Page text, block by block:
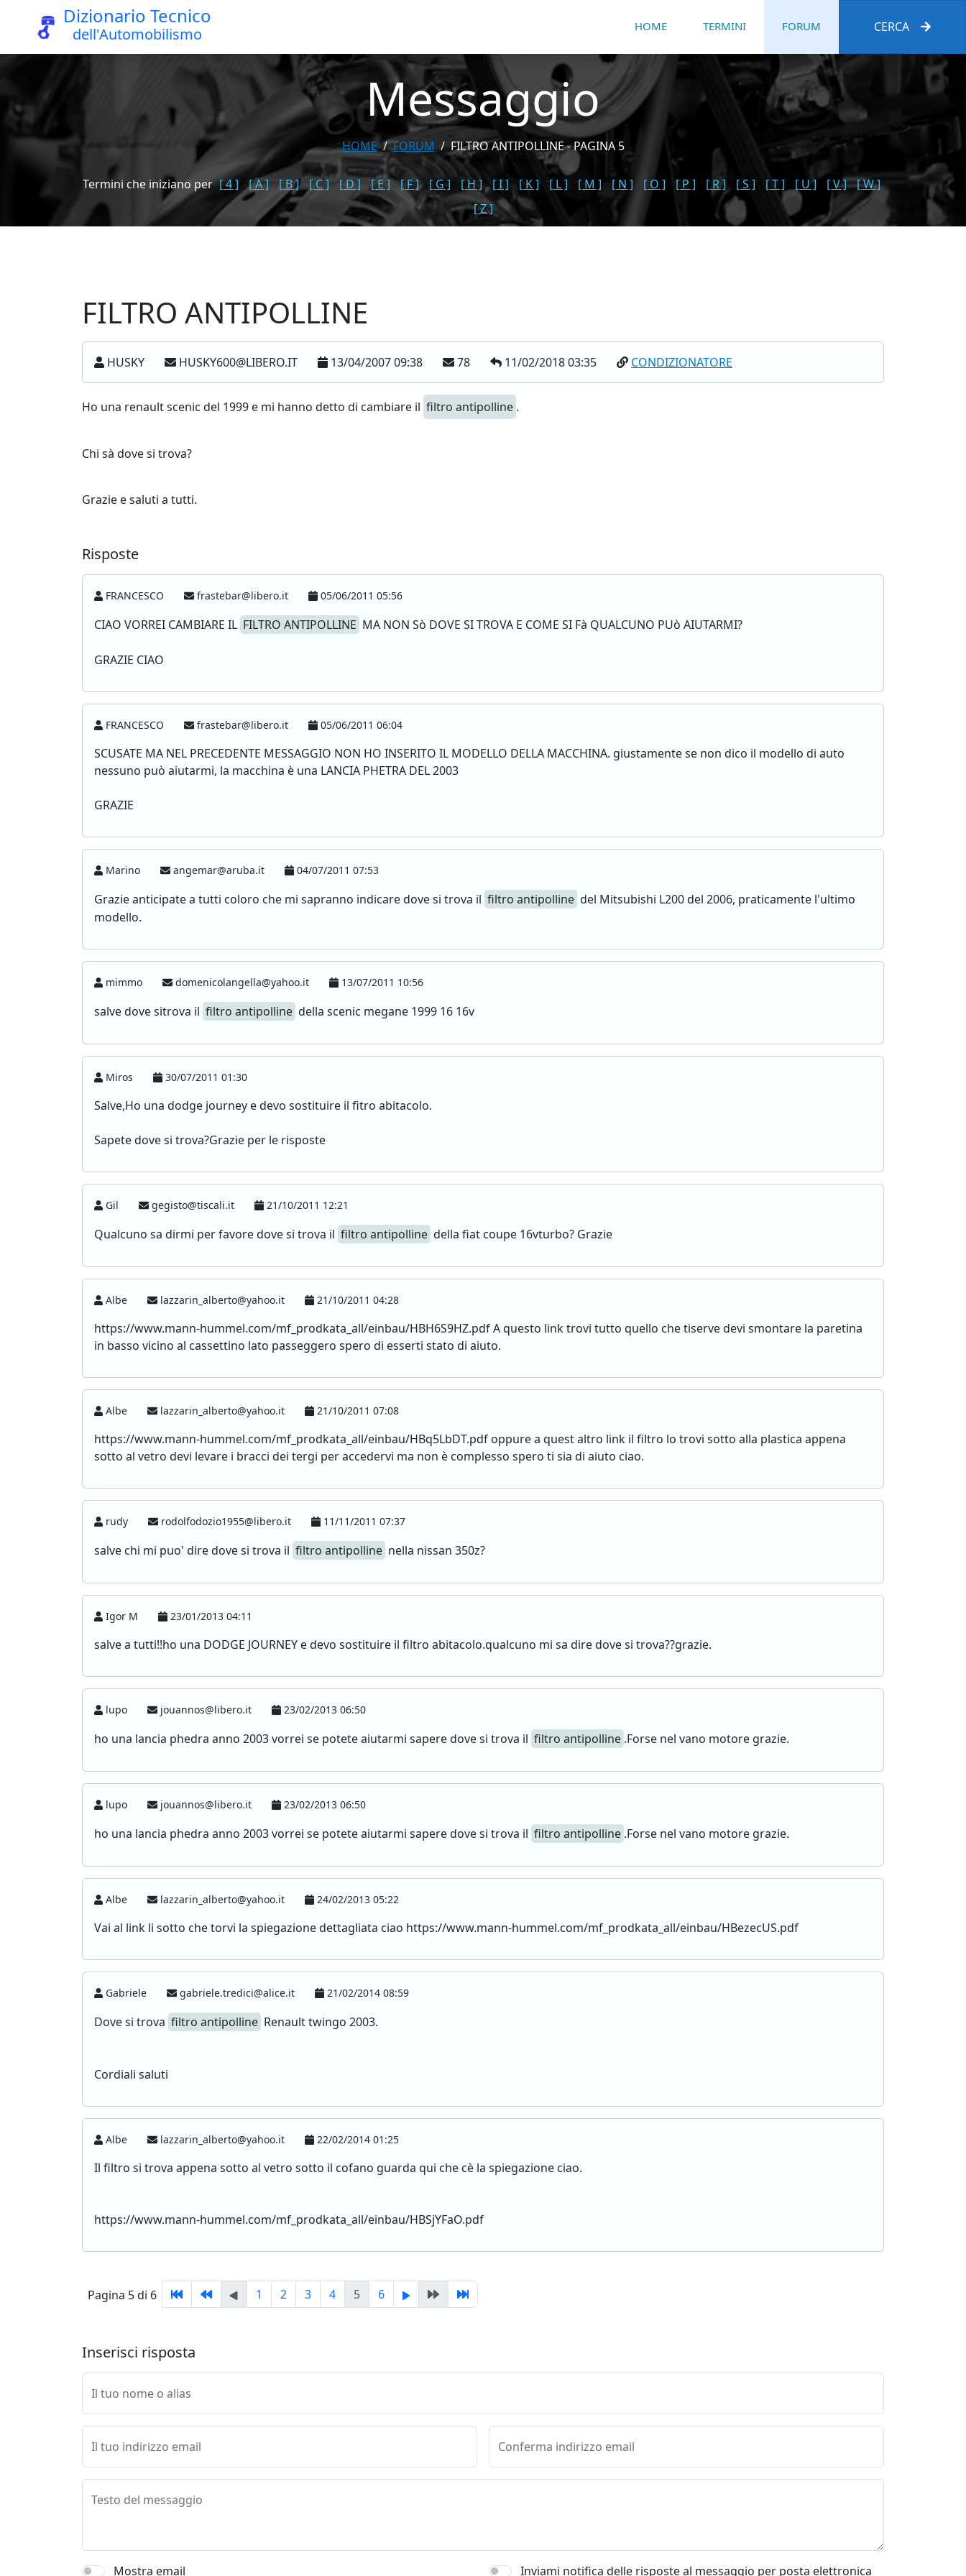
Dizionario Tecnico
dell'Automobilismo HOME TERMINI FORUM CERCA
Messaggio
HOME FORUM FILTRO ANTIPOLLINE - PAGINA 5
Termini che iniziano per [ 4 ] [ A ] [ B ] [ C ] [ D ] [ E ] [ F ] [ G ] [ H ] [ I ] [ K ] [ L ] [ M ] [ N ] [ O ] [ P ] [ R ] [ S ] [ T ] [ U ] [ V ]
[ W ]
[ Z ]
FILTRO ANTIPOLLINE
HUSKY HUSKY600@LIBERO.IT 13/04/2007 09:38 78 11/02/2018 03:35 CONDIZIONATORE
Ho una renault scenic del 1999 e mi hanno detto di cambiare il filtro antipolline .
Chi sà dove si trova?
Grazie e saluti a tutti.
Risposte
FRANCESCO frastebar@libero.it 05/06/2011 05:56
CIAO VORREI CAMBIARE IL FILTRO ANTIPOLLINE MA NON Sò DOVE SI TROVA E COME SI Fà QUALCUNO PUò AIUTARMI?
GRAZIE CIAO
FRANCESCO frastebar@libero.it 05/06/2011 06:04
SCUSATE MA NEL PRECEDENTE MESSAGGIO NON HO INSERITO IL MODELLO DELLA MACCHINA. giustamente se non dico il modello di auto
nessuno può aiutarmi, la macchina è una LANCIA PHETRA DEL 2003
GRAZIE
Marino angemar@aruba.it 04/07/2011 07:53
Grazie anticipate a tutti coloro che mi sapranno indicare dove si trova il filtro antipolline del Mitsubishi L200 del 2006, praticamente l'ultimo
modello.
mimmo domenicolangella@yahoo.it 13/07/2011 10:56
salve dove sitrova il filtro antipolline della scenic megane 1999 16 16v
Miros 30/07/2011 01:30
Salve,Ho una dodge journey e devo sostituire il fitro abitacolo.
Sapete dove si trova?Grazie per le risposte
Gil gegisto@tiscali.it 21/10/2011 12:21
Qualcuno sa dirmi per favore dove si trova il filtro antipolline della fiat coupe 16vturbo? Grazie
Albe lazzarin_alberto@yahoo.it 21/10/2011 04:28
https://www.mann-hummel.com/mf_prodkata_all/einbau/HBH6S9HZ.pdf A questo link trovi tutto quello che tiserve devi smontare la paretina
in basso vicino al cassettino lato passeggero spero di esserti stato di aiuto.
Albe lazzarin_alberto@yahoo.it 21/10/2011 07:08
https://www.mann-hummel.com/mf_prodkata_all/einbau/HBq5LbDT.pdf oppure a quest altro link il filtro lo trovi sotto alla plastica appena
sotto al vetro devi levare i bracci dei tergi per accedervi ma non è complesso spero ti sia di aiuto ciao.
rudy rodolfodozio1955@libero.it 11/11/2011 07:37
salve chi mi puo' dire dove si trova il filtro antipolline nella nissan 350z?
Igor M 23/01/2013 04:11
salve a tutti!!ho una DODGE JOURNEY e devo sostituire il filtro abitacolo.qualcuno mi sa dire dove si trova??grazie.
lupo jouannos@libero.it 23/02/2013 06:50
ho una lancia phedra anno 2003 vorrei se potete aiutarmi sapere dove si trova il filtro antipolline .Forse nel vano motore grazie.
lupo jouannos@libero.it 23/02/2013 06:50
ho una lancia phedra anno 2003 vorrei se potete aiutarmi sapere dove si trova il filtro antipolline .Forse nel vano motore grazie.
Albe lazzarin_alberto@yahoo.it 24/02/2013 05:22
Vai al link li sotto che torvi la spiegazione dettagliata ciao https://www.mann-hummel.com/mf_prodkata_all/einbau/HBezecUS.pdf
Gabriele gabriele.tredici@alice.it 21/02/2014 08:59
Dove si trova filtro antipolline Renault twingo 2003.
Cordiali saluti
Albe lazzarin_alberto@yahoo.it 22/02/2014 01:25
Il filtro si trova appena sotto al vetro sotto il cofano guarda qui che cè la spiegazione ciao.
https://www.mann-hummel.com/mf_prodkata_all/einbau/HBSjYFaO.pdf
Pagina 5 di 6 1 2 3 4 5 6
Inserisci risposta
Il tuo nome o alias
Il tuo indirizzo email Conferma indirizzo email
Testo del messaggio
Mostra email Inviami notifica delle risposte al messaggio per posta elettronica